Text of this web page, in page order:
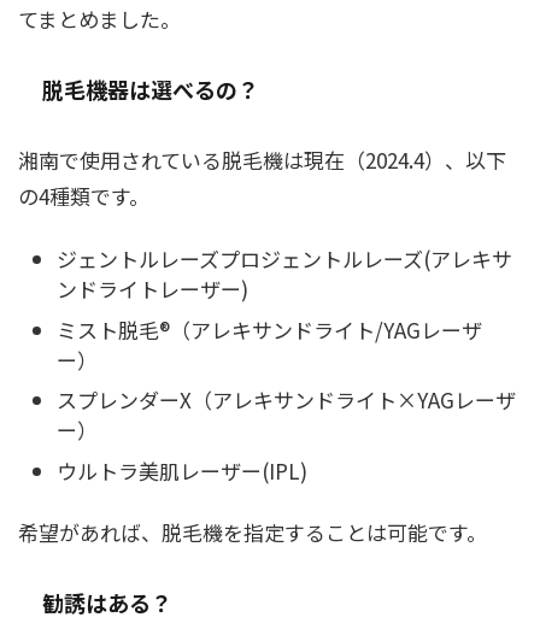
てまとめました。
脱毛機器は選べるの？
湘南で使用されている脱毛機は現在（2024.4）、以下
の4種類です。
ジェントルレーズプロジェントルレーズ(アレキサ
ンドライトレーザー)
ミスト脱毛®（アレキサンドライト/YAGレーザ
ー）
スプレンダーX（アレキサンドライト×YAGレーザ
ー）
ウルトラ美肌レーザー(IPL)
希望があれば、脱毛機を指定することは可能です。
勧誘はある？